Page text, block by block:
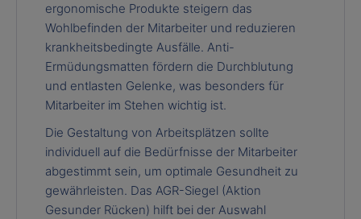
ergonomische Produkte steigern das
Wohlbefinden der Mitarbeiter und reduzieren
krankheitsbedingte Ausfälle. Anti-
Ermüdungsmatten fördern die Durchblutung
und entlasten Gelenke, was besonders für
Mitarbeiter im Stehen wichtig ist.
Die Gestaltung von Arbeitsplätzen sollte
individuell auf die Bedürfnisse der Mitarbeiter
abgestimmt sein, um optimale Gesundheit zu
gewährleisten. Das AGR-Siegel (Aktion
Gesunder Rücken) hilft bei der Auswahl